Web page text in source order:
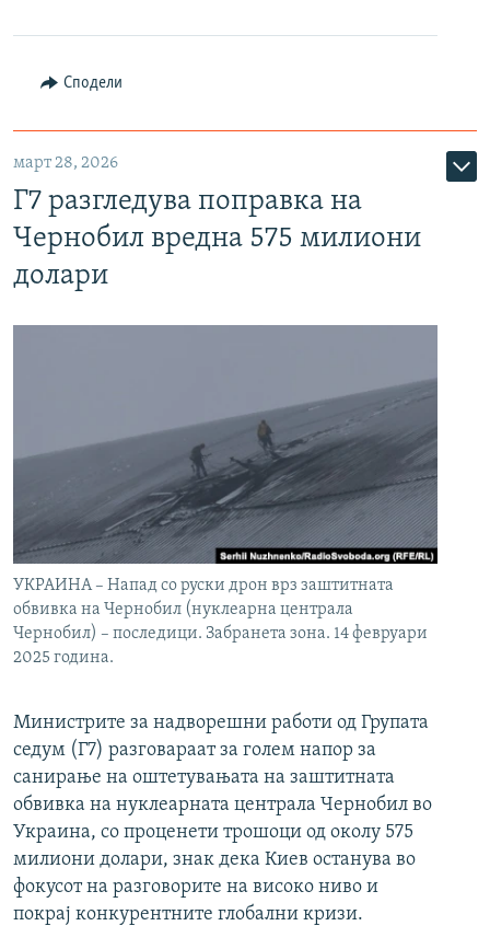
Сподели
март 28, 2026
Г7 разгледува поправка на
Чернобил вредна 575 милиони
долари
УКРАИНА – Напад со руски дрон врз заштитната
обвивка на Чернобил (нуклеарна централа
Чернобил) – последици. Забранета зона. 14 февруари
2025 година.
Министрите за надворешни работи од Групата
седум (Г7) разговараат за голем напор за
санирање на оштетувањата на заштитната
обвивка на нуклеарната централа Чернобил во
Украина, со проценети трошоци од околу 575
милиони долари, знак дека Киев останува во
фокусот на разговорите на високо ниво и
покрај конкурентните глобални кризи.